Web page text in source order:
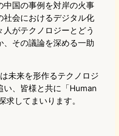
中国の事例を対岸の火事
社会におけるデジタル化
がテクノロジーとどう
、その議論を深める一助
未来を形作るテクノロジ
い、皆様と共に「Human
してまいります。